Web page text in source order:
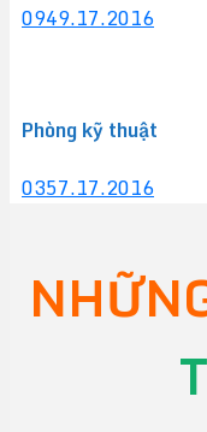
0949.17.2016
Phòng kỹ thuật
0357.17.2016